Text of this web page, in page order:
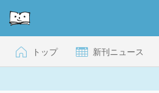
トップ 新刊ニュース